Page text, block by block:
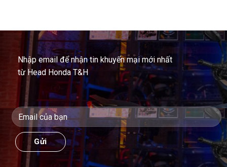
Nhập email để nhận tin khuyến mại mới nhất
từ Head Honda T&H